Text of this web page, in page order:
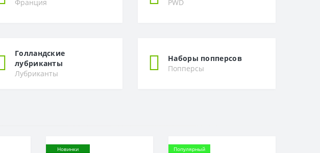
Франция
PWD
Голландские
лубриканты
Лубриканты
Наборы попперсов
Попперсы
Новинки Популярный